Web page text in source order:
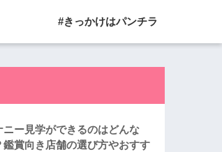
#きっかけはパンチラ
ニー見学ができるのはどんな
鑑賞向き店舗の選び方やおすす